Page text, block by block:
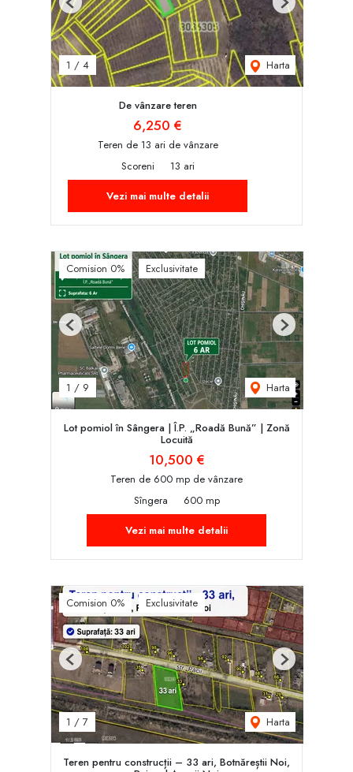
1 / 4 Harta
Previous Next
De vânzare teren
6,250 €
Teren de 13 ari de vânzare
Scoreni
13 ari
Vezi mai multe detalii
Comision 0% Exclusivitate
1 / 9 Harta
Previous Next
Lot pomiol în Sângera | Î.P. „Roadă Bună” | Zonă
Locuită
10,500 €
Teren de 600 mp de vânzare
Sîngera
600 mp
Vezi mai multe detalii
Comision 0% Exclusivitate
1 / 7 Harta
Previous Next
Teren pentru construcții – 33 ari, Botnăreștii Noi,